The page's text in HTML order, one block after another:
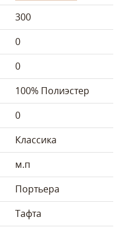
300
0
0
100% Полиэстер
0
Классика
м.п
Портьера
Тафта